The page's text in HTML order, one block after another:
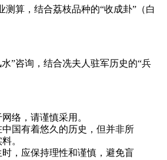
测算，结合荔枝品种的“收成卦”（白
”咨询，结合冼夫人驻军历史的“兵
络，请谨慎采用。
中国有着悠久的历史，但并非所
。
，应保持理性和谨慎，避免盲